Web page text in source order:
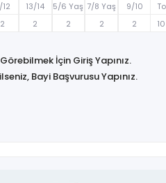
12
13/14
5/6 Yaş 7/8 Yaş
9/10
2 2 2 2 2
İçin Giriş Yapınız.
Bayi Başvurusu Yapınız.